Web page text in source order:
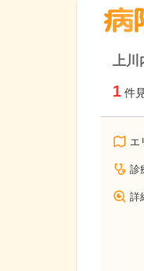
上川
1 件
エ
診
詳